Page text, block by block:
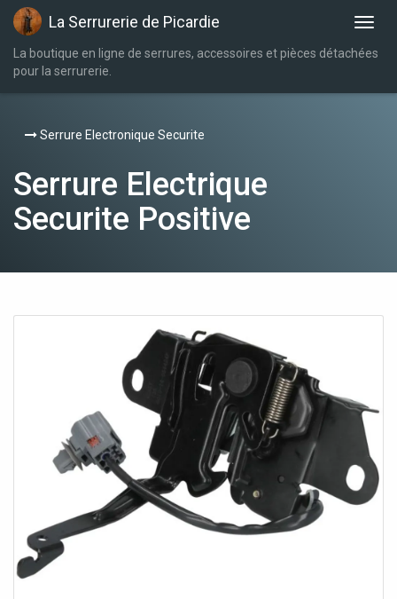
La Serrurerie de Picardie
La boutique en ligne de serrures, accessoires et pièces détachées
pour la serrurerie.
Serrure Electronique Securite
Serrure Electrique
Securite Positive